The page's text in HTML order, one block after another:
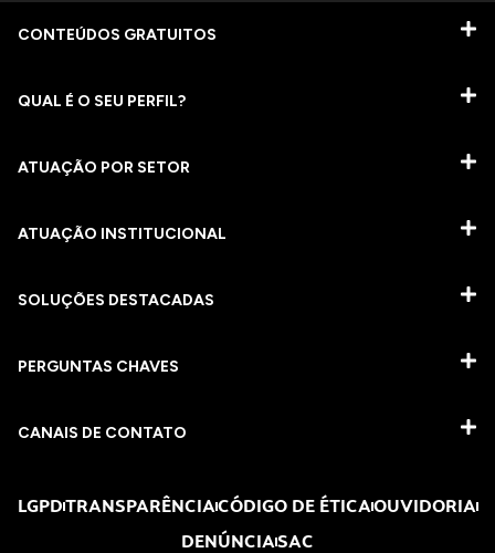
CONTEÚDOS GRATUITOS
QUAL É O SEU PERFIL?
ATUAÇÃO POR SETOR
ATUAÇÃO INSTITUCIONAL
SOLUÇÕES DESTACADAS
PERGUNTAS CHAVES​
CANAIS DE CONTATO
LGPDTRANSPARÊNCIACÓDIGO DE ÉTICAOUVIDORIA
DENÚNCIASAC